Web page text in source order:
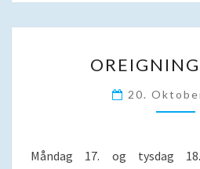
20.
Måndag 17. og tysdag